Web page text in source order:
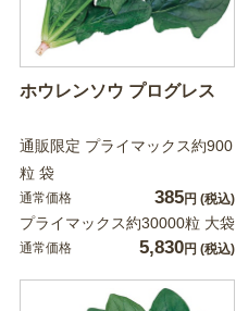
ホウレンソウ プログレス
通販限定 プライマックス約900
粒 袋
通常価格 385円 (税込)
プライマックス約30000粒 大袋
通常価格 5,830円 (税込)